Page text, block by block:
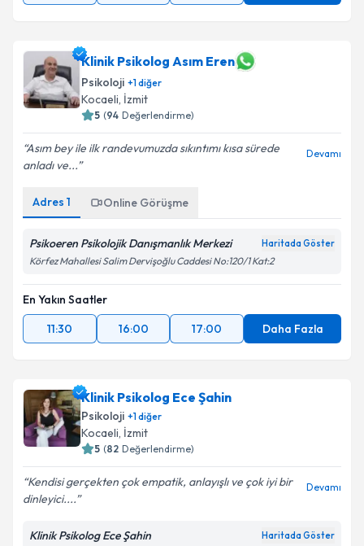
Klinik Psikolog Asım Eren
Psikoloji +1diğer
Kocaeli, İzmit
5 (94 Değerlendirme)
Asım bey ile ilk randevumuzda sıkıntımı kısa sürede
anladı ve...
Devamı
Adres 1 Online Görüşme
Psikoeren Psikolojik Danışmanlık Merkezi Haritada Göster
Körfez Mahallesi Salim Dervişoğlu Caddesi No:120/1 Kat:2
En Yakın Saatler
11:30
16:00 17:00 Daha Fazla
Klinik Psikolog Ece Şahin
Psikoloji +1diğer
Kocaeli, İzmit
5 (82 Değerlendirme)
Kendisi gerçekten çok empatik, anlayışlı ve çok iyi bir
dinleyici....
Devamı
Klinik Psikolog Ece Şahin Haritada Göster